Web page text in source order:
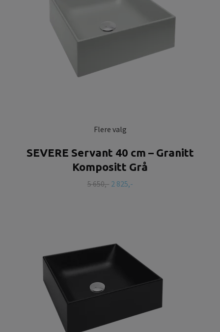
Flere valg
SEVERE Servant 40 cm – Granitt
Kompositt Grå
5 650,- 2 825,-